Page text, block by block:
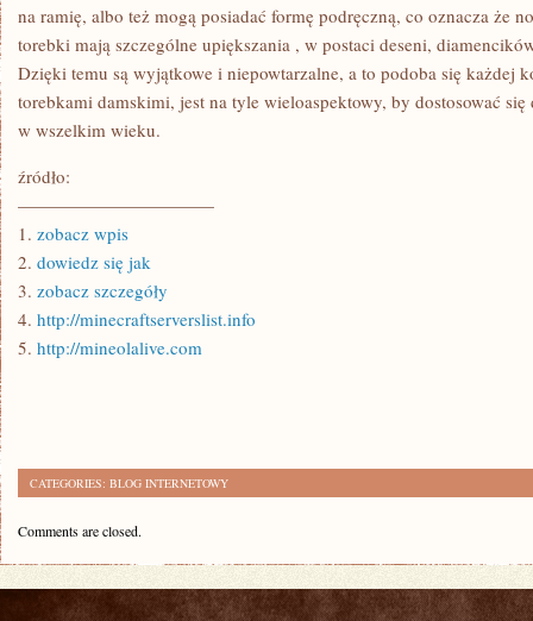
na ramię, albo też mogą posiadać formę podręczną, co oznacza że
torebki mają szczególne upiększania , w postaci deseni,
Dzięki temu są wyjątkowe i niepowtarzalne, a to podoba się każdej
torebkami damskimi, jest na tyle wieloaspektowy, by dostosować
w wszelkim wieku.
źródło:
———————————
1. zobacz wpis
2. dowiedz się jak
3. zobacz szczegóły
4. http://minecraftserverslist.info
5. http://mineolalive.com
CATEGORIES: BLOG INTERNETOWY
Comments are closed.